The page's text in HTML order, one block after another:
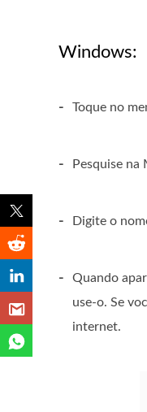
Windows:
- Toque no
- Pesquise
- Digite o
- Quando
use-o. Se
internet.